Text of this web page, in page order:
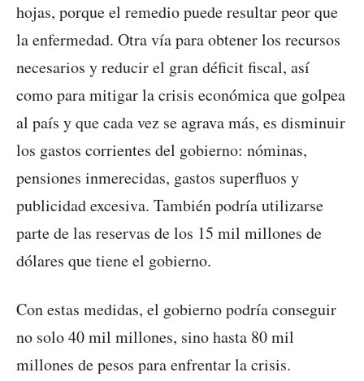
hojas, porque el remedio puede resultar peor que
la enfermedad. Otra vía para obtener los recursos
necesarios y reducir el gran déficit fiscal, así
como para mitigar la crisis económica que golpea
al país y que cada vez se agrava más, es disminuir
los gastos corrientes del gobierno: nóminas,
pensiones inmerecidas, gastos superfluos y
publicidad excesiva. También podría utilizarse
parte de las reservas de los 15 mil millones de
dólares que tiene el gobierno.
Con estas medidas, el gobierno podría conseguir
no solo 40 mil millones, sino hasta 80 mil
millones de pesos para enfrentar la crisis.